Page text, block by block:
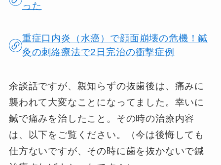
った
重症口内炎（水癌）で顔面崩壊の危機！鍼
灸の刺絡療法で2日完治の衝撃症例
余談話ですが、親知らずの抜歯後は、痛みに
襲われて大変なことになってました。幸いに
鍼で痛みを治したこと。その時の治療内容
は、以下をご覧ください。（今は後悔しても
仕方ないですが、その時に歯を抜かないで鍼